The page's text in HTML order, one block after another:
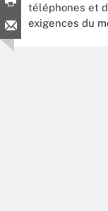
téléphones et
exigences du